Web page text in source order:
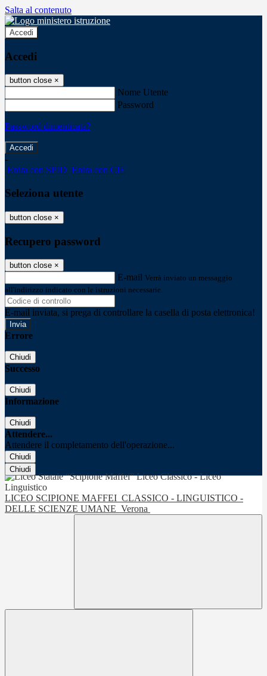
Salta al contenuto
Accedi
Accedi
button close ×
Nome Utente
Password
Password dimenticata?
-
Entra con SPID Entra con CIE
Seleziona utente
button close ×
Recupero password
button close ×
E-mail Verrà inviato un messaggio
all'indirizzo indicato con le istruzioni necessarie.
E-mail inviata, si prega di controllare la casella di posta elettronica!
Errore
Chiudi
Successo
Chiudi
Informazione
Chiudi
Attendere...
Attendere il completamento dell'operazione...
Chiudi
Chiudi
LICEO SCIPIONE MAFFEI CLASSICO - LINGUISTICO -
DELLE SCIENZE UMANE Verona